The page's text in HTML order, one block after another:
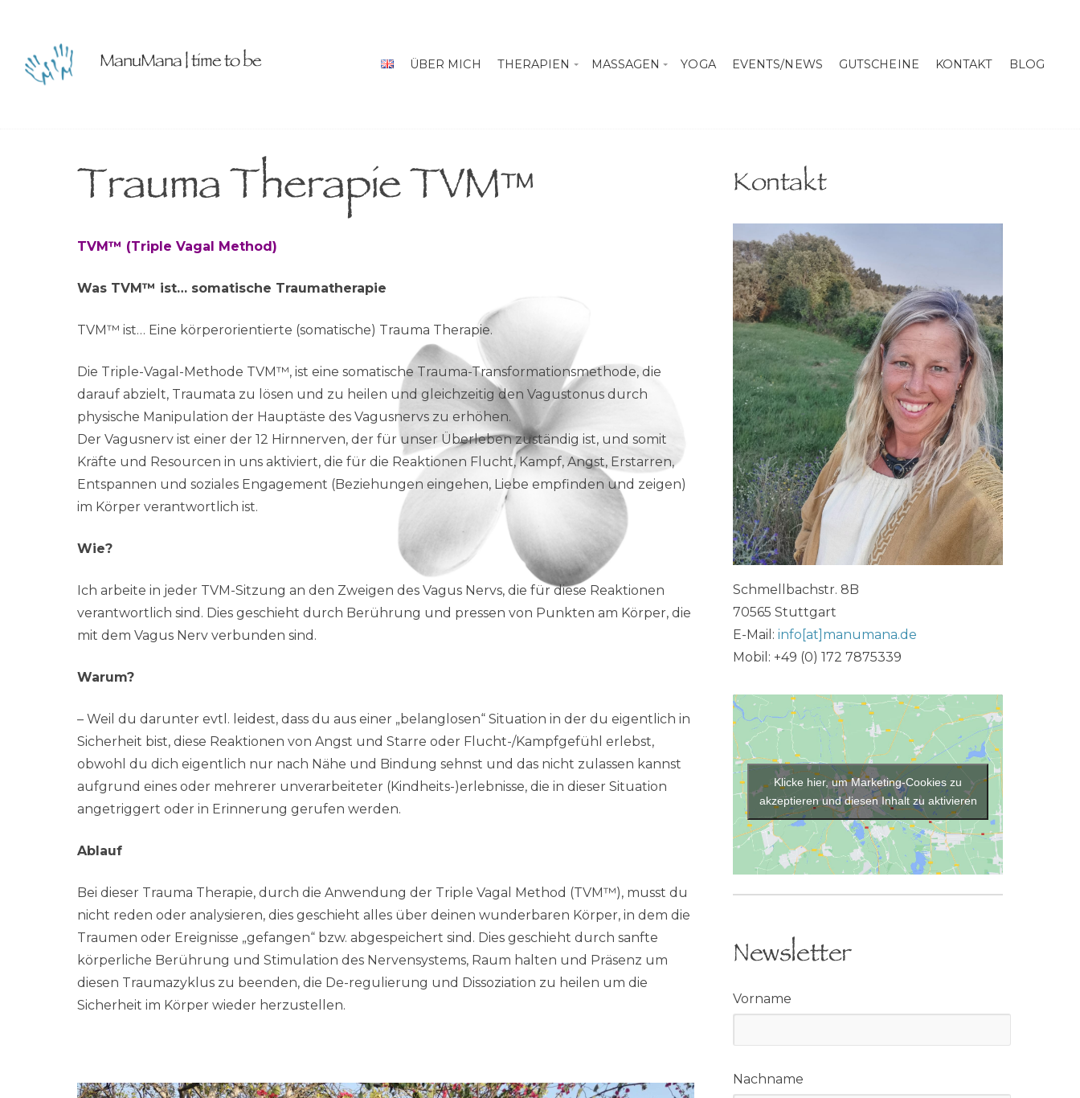
ManuMana | time to be ÜBER MICH THERAPIEN MASSAGEN YOGA EVENTS/NEWS GUTSCHEINE KONTAKT BLOG
Trauma Therapie TVM™
TVM™ (Triple Vagal Method)
Was TVM™ ist… somatische Traumatherapie
TVM™ ist… Eine körperorientierte (somatische) Trauma Therapie.
Die Triple-Vagal-Methode TVM™, ist eine somatische Trauma-Transformationsmethode, die
darauf abzielt, Traumata zu lösen und zu heilen und gleichzeitig den Vagustonus durch
physische Manipulation der Hauptäste des Vagusnervs zu erhöhen.
Der Vagusnerv ist einer der 12 Hirnnerven, der für unser Überleben zuständig ist, und somit
Kräfte und Resourcen in uns aktiviert, die für die Reaktionen Flucht, Kampf, Angst, Erstarren,
Entspannen und soziales Engagement (Beziehungen eingehen, Liebe empfinden und zeigen)
im Körper verantwortlich ist.
Wie?
Ich arbeite in jeder TVM-Sitzung an den Zweigen des Vagus Nervs, die für diese Reaktionen
verantwortlich sind. Dies geschieht durch Berührung und pressen von Punkten am Körper, die
mit dem Vagus Nerv verbunden sind.
Warum?
– Weil du darunter evtl. leidest, dass du aus einer „belanglosen“ Situation in der du eigentlich in
Sicherheit bist, diese Reaktionen von Angst und Starre oder Flucht-/Kampfgefühl erlebst,
obwohl du dich eigentlich nur nach Nähe und Bindung sehnst und das nicht zulassen kannst
aufgrund eines oder mehrerer unverarbeiteter (Kindheits-)erlebnisse, die in dieser Situation
angetriggert oder in Erinnerung gerufen werden.
Ablauf
Bei dieser Trauma Therapie, durch die Anwendung der Triple Vagal Method (TVM™), musst du
nicht reden oder analysieren, dies geschieht alles über deinen wunderbaren Körper, in dem die
Traumen oder Ereignisse „gefangen“ bzw. abgespeichert sind. Dies geschieht durch sanfte
körperliche Berührung und Stimulation des Nervensystems, Raum halten und Präsenz um
diesen Traumazyklus zu beenden, die De-regulierung und Dissoziation zu heilen um die
Sicherheit im Körper wieder herzustellen.
Kontakt
Schmellbachstr. 8B
70565 Stuttgart
E-Mail: info[at]manumana.de
Mobil: +49 (0) 172 7875339
Klicke hier, um Marketing-Cookies zu
akzeptieren und diesen Inhalt zu aktivieren
Google Maps Embed
Newsletter
Vorname
Nachname